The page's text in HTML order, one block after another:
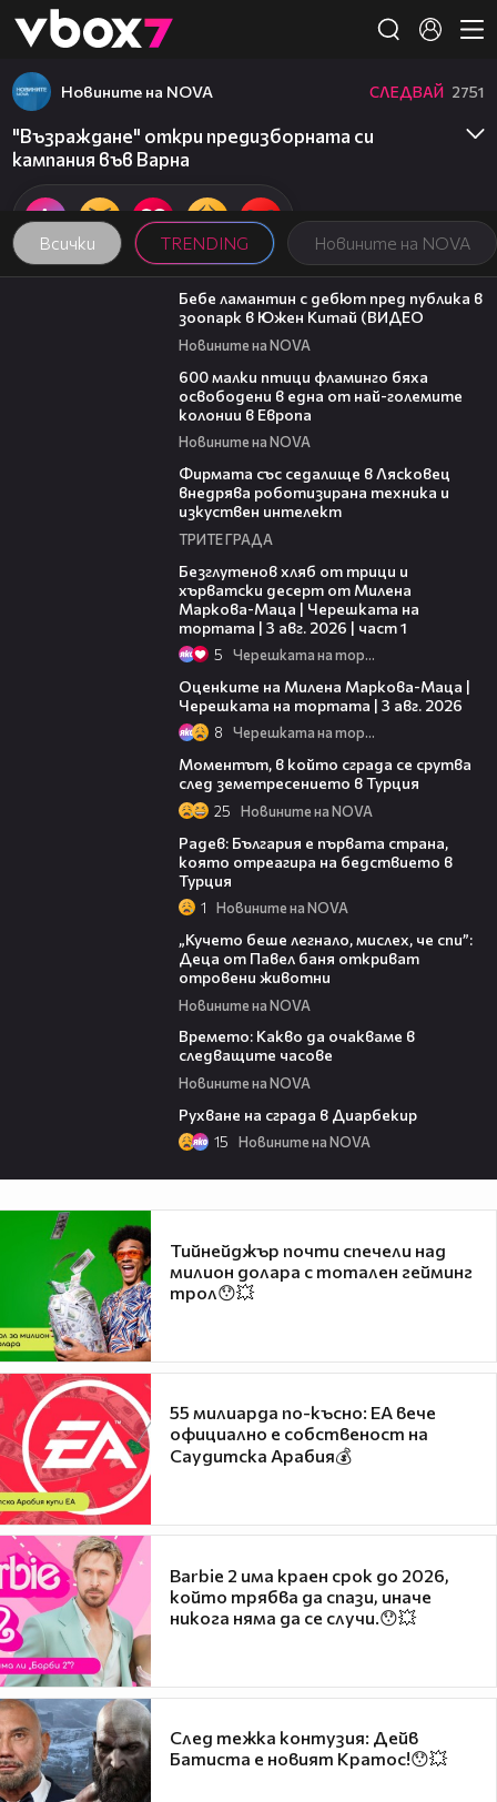
👾
Всички TRENDING Новините на NOVA
Новините на NOVA СЛЕДВАЙ 2751
"Възраждане" откри предизборната си
кампания във Варна
00:50
Бебе ламантин с дебют пред публика в
зоопарк в Южен Китай (ВИДЕО
Новините на NOVA
600 малки птици фламинго бяха
освободени в една от най-големите
колонии в Европа
Новините на NOVA
Фирмата със седалище в Лясковец
внедрява роботизирана техника и
изкуствен интелект
ТРИТЕ ГРАДА
Безглутенов хляб от трици и
хърватски десерт от Милена
Маркова-Маца | Черешката на
тортата | 3 авг. 2026 | част 1
5 Черешката на тортата
Оценките на Милена Маркова-Маца |
Черешката на тортата | 3 авг. 2026
8 Черешката на тортата
Моментът, в който сграда се срутва
след земетресението в Турция
25 Новините на NOVA
Радев: България е първата страна,
която отреагира на бедствието в
Турция
1 Новините на NOVA
„Кучето беше легнало, мислех, че спи”:
Деца от Павел баня откриват
отровени животни
Новините на NOVA
Времето: Какво да очакваме в
следващите часове
Новините на NOVA
Рухване на сграда в Диарбекир
15 Новините на NOVA
Тийнейджър почти спечели над
милион долара с тотален гейминг
трол😯💥
55 милиарда по-късно: EA вече
официално е собственост на
Саудитска Арабия💰
Barbie 2 има краен срок до 2026,
който трябва да спази, иначе
никога няма да се случи.😯💥
След тежка контузия: Дейв
Батиста е новият Кратос!😯💥